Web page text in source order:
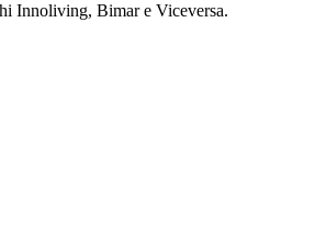
Innoliving, Bimar e Viceversa.